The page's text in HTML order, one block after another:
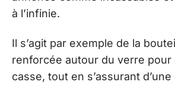
à l’infinie.
Il s’agit par exemple de la
renforcée autour du verre pour
casse, tout en s’assurant